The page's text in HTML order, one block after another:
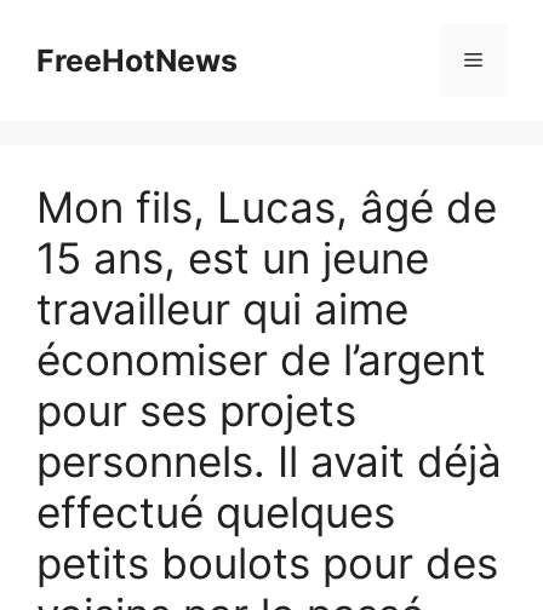
contentFreeHotNews Menu
Mon fils, Lucas, âgé de
15 ans, est un jeune
travailleur qui aime
économiser de l’argent
pour ses projets
personnels. Il avait déjà
effectué quelques
petits boulots pour des